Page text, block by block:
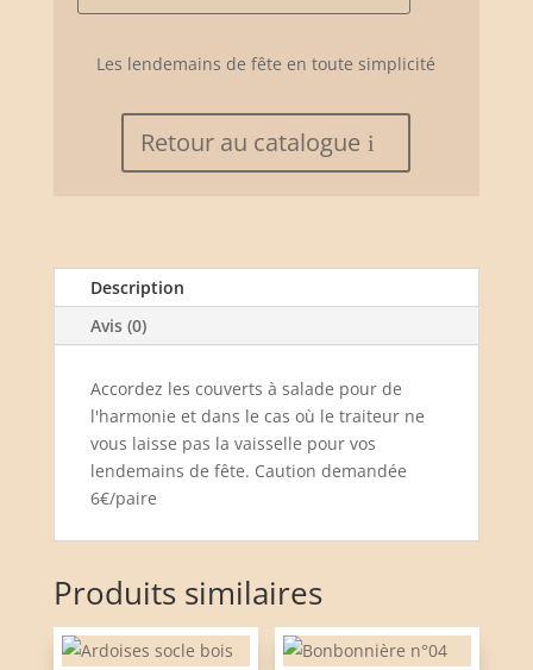
Les lendemains de fête en toute simplicité
Retour au catalogue
Description
Avis (0)
Accordez les couverts à salade pour de
l'harmonie et dans le cas où le traiteur ne
vous laisse pas la vaisselle pour vos
lendemains de fête. Caution demandée
6€/paire
Produits similaires